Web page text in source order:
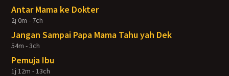
Antar Mama ke Dokter
2j 0m - 7ch
Jangan Sampai Papa Mama Tahu yah Dek
54m - 3ch
Pemuja Ibu
1j 12m - 13ch